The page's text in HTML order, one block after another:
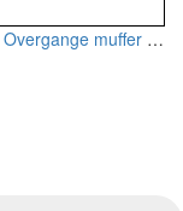
Overgange muffer 18